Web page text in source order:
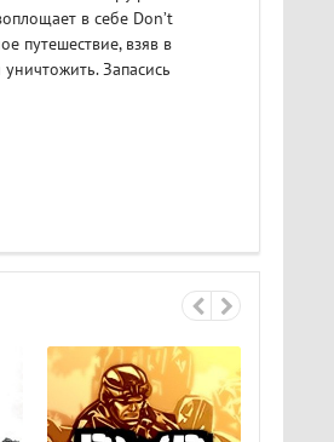
в себе Don’t
путешествие, взяв в
Запасись